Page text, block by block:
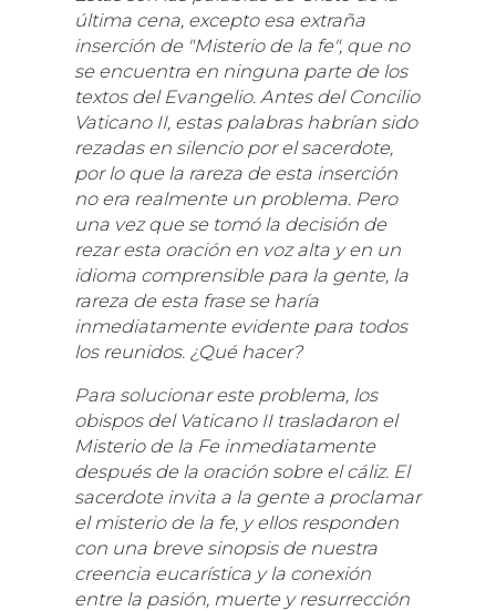
última cena, excepto esa extraña
inserción de "Misterio de la fe", que no
se encuentra en ninguna parte de los
textos del Evangelio. Antes del Concilio
Vaticano II, estas palabras habrían sido
rezadas en silencio por el sacerdote,
por lo que la rareza de esta inserción
no era realmente un problema. Pero
una vez que se tomó la decisión de
rezar esta oración en voz alta y en un
idioma comprensible para la gente, la
rareza de esta frase se haría
inmediatamente evidente para todos
los reunidos. ¿Qué hacer?
Para solucionar este problema, los
obispos del Vaticano II trasladaron el
Misterio de la Fe inmediatamente
después de la oración sobre el cáliz. El
sacerdote invita a la gente a proclamar
el misterio de la fe, y ellos responden
con una breve sinopsis de nuestra
creencia eucarística y la conexión
entre la pasión, muerte y resurrección